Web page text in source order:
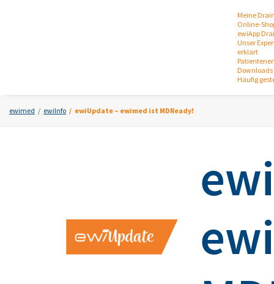
Meine
Online-
ewiApp
Unser
erklärt
Häufig
ewimed ewiInfo ewiUpdate – ewimed ist MDReady!